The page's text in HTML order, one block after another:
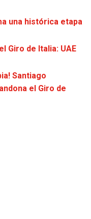
una histórica etapa
Giro de Italia: UAE
Santiago
el Giro de